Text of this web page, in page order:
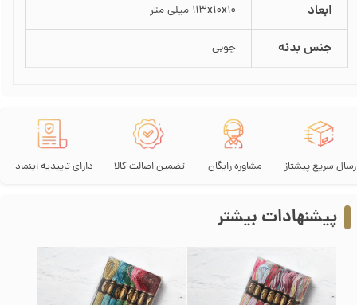
ابعاد 113x10x10 میلی متر
جنس بدنه چوبی
تضمین اصالت کالا مشاوره رایگان سریع پیشتاز دارای تاییدیه اینماد
پیشنهادات بیشتر